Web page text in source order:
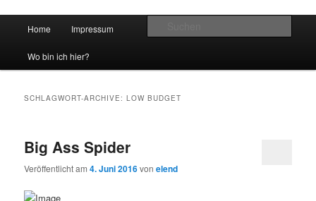
vidgames.de
Zum Inhalt wechseln
Zum sekundären Inhalt wechseln
Home Impressum
Wo bin ich hier?
SCHLAGWORT-ARCHIVE:LOW BUDGET
Big Ass Spider
Veröffentlicht am4. Juni 2016vonelend